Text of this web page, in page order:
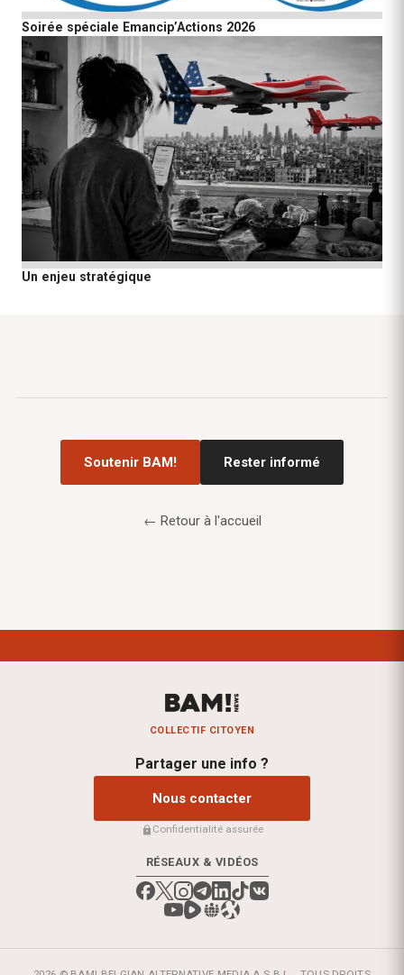
Soirée spéciale Emancip’Actions 2026
Un enjeu stratégique
Soutenir BAM! Rester informé
← Retour à l'accueil
COLLECTIF CITOYEN
Partager une info ?
Nous contacter
Confidentialité assurée
RÉSEAUX & VIDÉOS